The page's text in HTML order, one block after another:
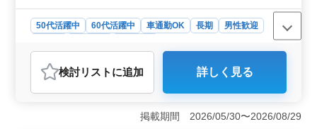
とはございません 【備考】 ・交通費全額支
給 ・資格手当あり 例)ファイナンシャル・プ
＊建築営業業務経験者で即日勤務可能な方条
50代活躍中 60代活躍中 車通勤OK 長期
男性歓迎
おすすめポイント
＜経験者のスキルを活かせる＞ 建築営業の経験が8年以
上ある方に最適です。多様な案件に携わり、幅広い業務
を担当できます。会社では50代、60代の方が活躍してい
ますので、年齢を気にせずその長い経験を存分に活かせ
検討リスト に追加 詳しく見る
掲載期間 2026/05/30〜2026/08/29